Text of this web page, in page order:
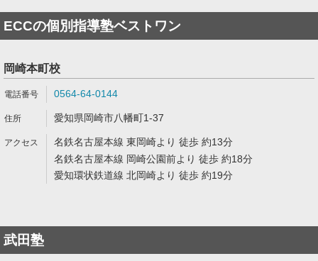
ECCの個別指導塾ベストワン
岡崎本町校
0564-64-0144
愛知県岡崎市八幡町1-37
名鉄名古屋本線 東岡崎より 徒歩 約13分
名鉄名古屋本線 岡崎公園前より 徒歩 約18分
愛知環状鉄道線 北岡崎より 徒歩 約19分
武田塾